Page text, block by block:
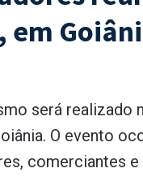
em
será realizado
O evento
comerciantes